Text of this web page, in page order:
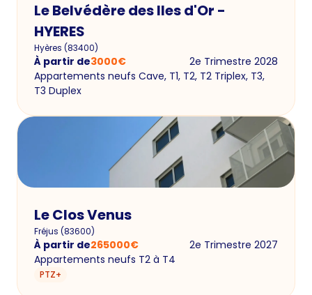
Le Belvédère des Iles d'Or -
HYERES
Hyères (83400)
À partir de3000€
2e Trimestre 2028
Appartements neufs Cave, T1, T2, T2 Triplex, T3,
T3 Duplex
Le Clos Venus
Fréjus (83600)
À partir de265000€
2e Trimestre 2027
Appartements neufs T2 à T4
PTZ+